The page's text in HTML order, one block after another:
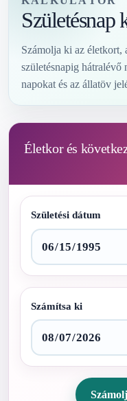
Születésnap
Számolja ki az életkort,
születésnapig hátralévő
napokat és az állatöv
Életkor és
Születési dátum
Számítsa ki